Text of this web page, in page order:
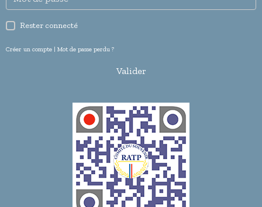
Rester connecté
Créer un compte | Mot de passe perdu ?
Valider